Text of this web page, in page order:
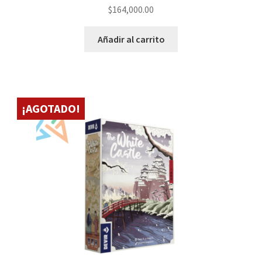
$164,000.00
Añadir al carrito
¡AGOTADO!